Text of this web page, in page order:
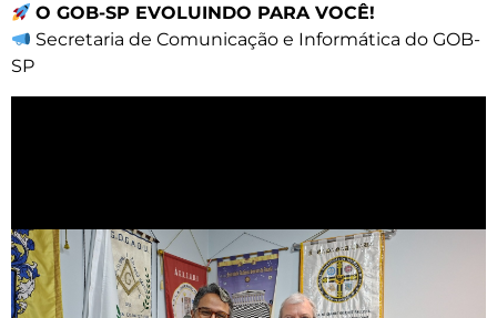
O GOB-SP EVOLUINDO PARA VOCÊ!
Secretaria de Comunicação e Informática do GOB-
SP